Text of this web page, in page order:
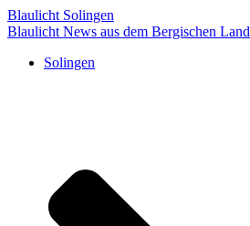
Blaulicht Solingen
Blaulicht News aus dem Bergischen Land
Solingen